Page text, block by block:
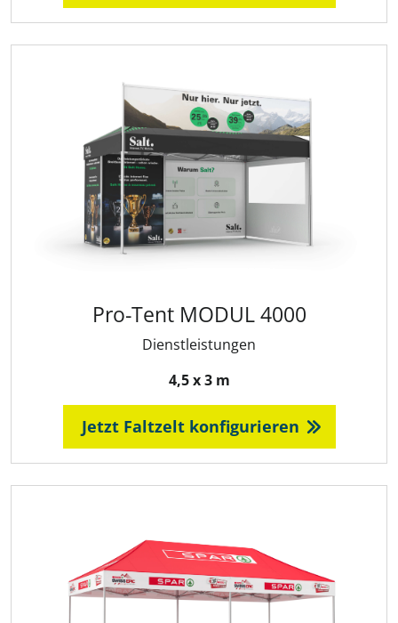
Pro-Tent MODUL 4000
Dienstleistungen
4,5 x 3 m
Jetzt Faltzelt konfigurieren